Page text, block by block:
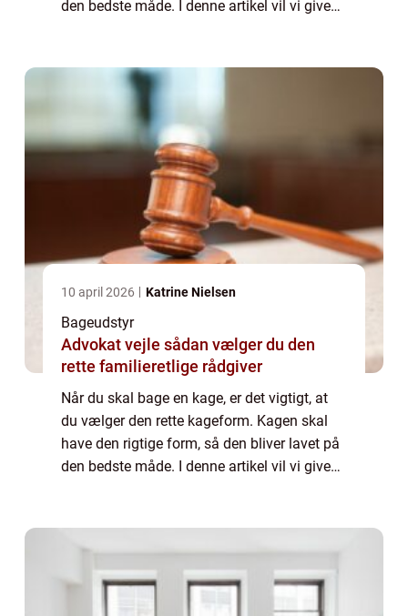
den bedste måde. I denne artikel vil vi give
10 april 2026 Katrine Nielsen
Bageudstyr
Advokat vejle sådan vælger du den
rette familieretlige rådgiver
Når du skal bage en kage, er det vigtigt, at
du vælger den rette kageform. Kagen skal
have den rigtige form, så den bliver lavet på
den bedste måde. I denne artikel vil vi give